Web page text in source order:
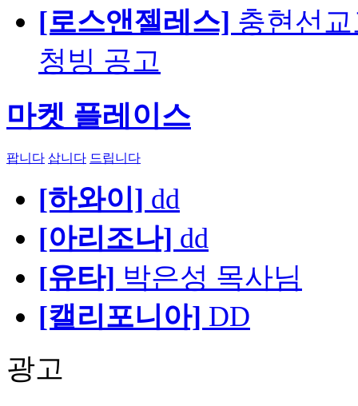
[로스앤젤레스] 충현선
청빙 공고
마켓 플레이스
팝니다 삽니다 드립니다
[하와이] dd
[아리조나] dd
[유타] 박은성 목사님
[캘리포니아] DD
광고